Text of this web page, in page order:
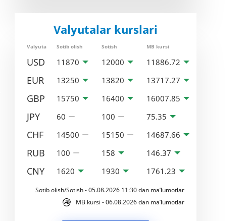
Valyutalar kurslari
Valyuta Sotib olish Sotish MB kursi
USD 11870 12000 11886.72
EUR 13250 13820 13717.27
GBP 15750 16400 16007.85
JPY 60 100 75.35
CHF 14500 15150 14687.66
RUB 100 158 146.37
CNY 1620 1930 1761.23
Sotib olish/Sotish - 05.08.2026 11:30 dan ma’lumotlar
MB kursi - 06.08.2026 dan ma’lumotlar